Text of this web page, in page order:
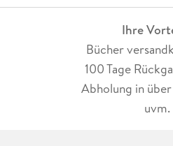
Ihre
Bücher
100 Tage
Abholung in
uvm.